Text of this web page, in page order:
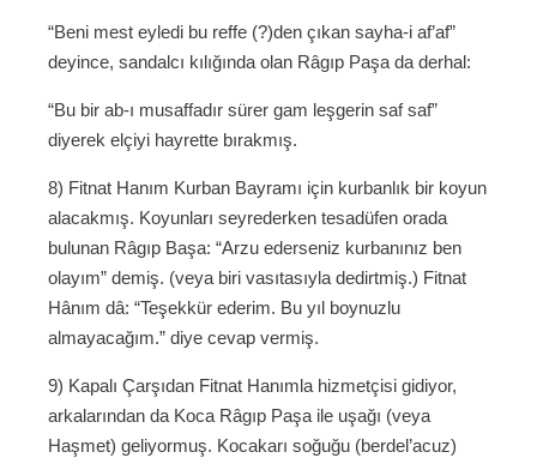
“Beni mest eyledi bu reffe (?)den çıkan sayha-i af’af”
deyince, sandalcı kılığında olan Râgıp Paşa da derhal:
“Bu bir ab-ı musaffadır sürer gam leşgerin saf saf”
diyerek elçiyi hayrette bırakmış.
8) Fitnat Hanım Kurban Bayramı için kurbanlık bir koyun
alacakmış. Koyunları seyrederken tesadüfen orada
bulunan Râgıp Başa: “Arzu ederseniz kurbanınız ben
olayım” demiş. (veya biri vasıtasıyla dedirtmiş.) Fitnat
Hânım dâ: “Teşekkür ederim. Bu yıl boynuzlu
almayacağım.” diye cevap vermiş.
9) Kapalı Çarşıdan Fitnat Hanımla hizmetçisi gidiyor,
arkalarından da Koca Râgıp Paşa ile uşağı (veya
Haşmet) geliyormuş. Kocakarı soğuğu (berdel’acuz)